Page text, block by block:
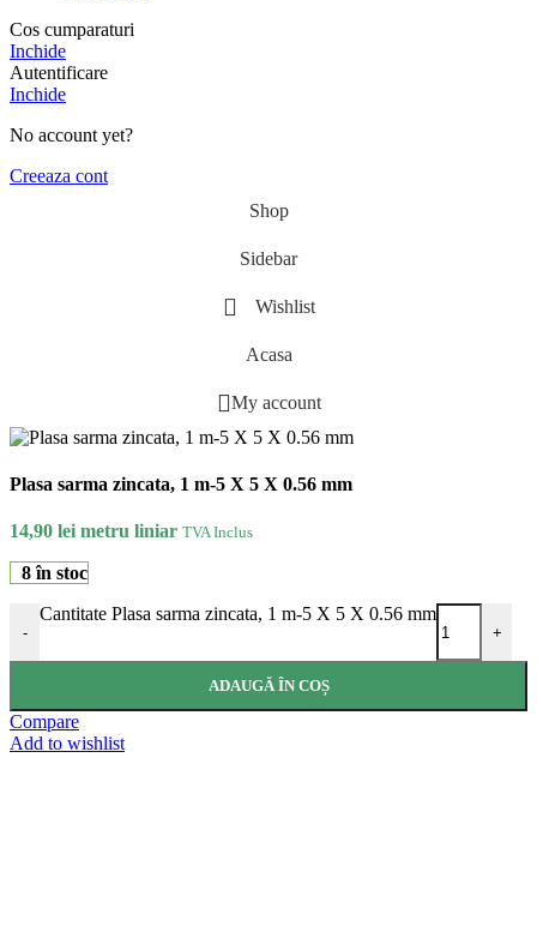
Cos cumparaturi
Inchide
Autentificare
Inchide
No account yet?
Creeaza cont
Shop
Sidebar
Wishlist
Acasa
My account
Plasa sarma zincata, 1 m-5 X 5 X 0.56 mm
14,90 lei metru liniar TVA Inclus
8 în stoc
-
Cantitate Plasa sarma zincata, 1 m-5 X 5 X 0.56 mm
+
ADAUGĂ ÎN COȘ
Compare
Add to wishlist